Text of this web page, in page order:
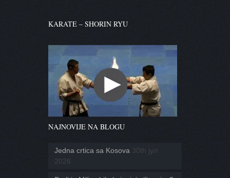
KARATE – SHORIN RYU
NAJNOVIJE NA BLOGU
Jedna crtica sa Kosova 30th јул
2026